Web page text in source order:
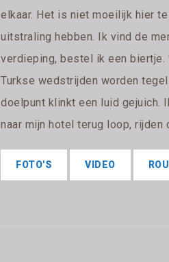
elkaar. Het is niet moeilijk hier
uitstraling hebben. Ik vind de
verdieping, bestel ik een biertje.
Turkse wedstrijden worden
doelpunt klinkt een luid gejuich.
naar mijn hotel terug loop, rijden
FOTO'S VIDEO